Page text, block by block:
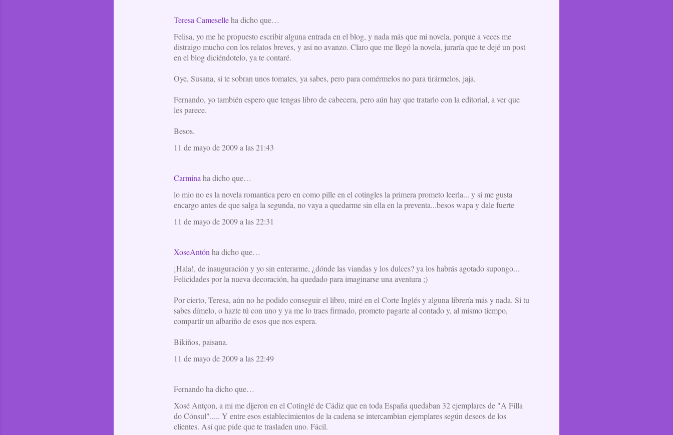
Teresa Cameselleha dicho que…
Felisa, yo me he propuesto escribir alguna entrada en el blog, y nada más que mi novela, porque a veces me
distraigo mucho con los relatos breves, y así no avanzo. Claro que me llegó la novela, juraría que te dejé un post
en el blog diciéndotelo, ya te contaré.
Oye, Susana, si te sobran unos tomates, ya sabes, pero para comérmelos no para tirármelos, jaja.
Fernando, yo también espero que tengas libro de cabecera, pero aún hay que tratarlo con la editorial, a ver que
les parece.
Besos.
11 de mayo de 2009 a las 21:43
Carmina ha dicho que…
lo mio no es la novela romantica pero en como pille en el cotingles la primera prometo leerla... y si me gusta
encargo antes de que salga la segunda, no vaya a quedarme sin ella en la preventa...besos wapa y dale fuerte
11 de mayo de 2009 a las 22:31
XoseAntón ha dicho que…
¡Hala!, de inauguración y yo sin enterarme, ¿dónde las viandas y los dulces? ya los habrás agotado supongo...
Felicidades por la nueva decoración, ha quedado para imaginarse una aventura ;)
Por cierto, Teresa, aún no he podido conseguir el libro, miré en el Corte Inglés y alguna librería más y nada. Si tu
sabes dímelo, o hazte tú con uno y ya me lo traes firmado, prometo pagarte al contado y, al mismo tiempo,
compartir un albariño de esos que nos espera.
Bikiños, paisana.
11 de mayo de 2009 a las 22:49
Fernando ha dicho que…
Xosé Antçon, a mi me dijeron en el Cotinglé de Cádiz que en toda España quedaban 32 ejemplares de "A Filla
do Cónsul"..... Y entre esos establecimientos de la cadena se intercambian ejemplares según deseos de los
clientes. Así que pide que te trasladen uno. Fácil.